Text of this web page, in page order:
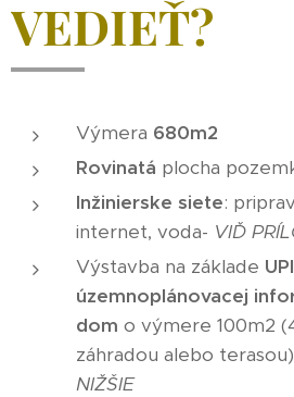
VEDIEŤ?
Výmera 680m2
Rovinatá plocha
Inžinierske siete:
internet, voda- VIĎ
Výstavba na základe
územnoplánovacej
dom o výmere 100m2
záhradou alebo terasou)
NIŽŠIE